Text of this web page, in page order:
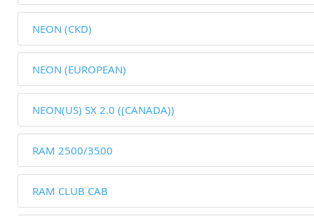
NEON (CKD)
NEON (EUROPEAN)
NEON(US) SX 2.0 ((CANADA))
RAM 2500/3500
RAM CLUB CAB